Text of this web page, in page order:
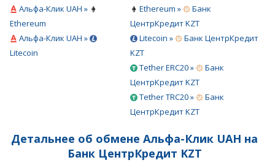
Альфа-Клик UAH »
Ethereum
Альфа-Клик UAH »
Litecoin
Ethereum »
Банк
ЦентрКредит KZT
Litecoin »
Банк ЦентрКредит
KZT
Tether ERC20 »
Банк
ЦентрКредит KZT
Tether TRC20 »
Банк
ЦентрКредит KZT
Детальнее об обмене Альфа-Клик UAH на
Банк ЦентрКредит KZT